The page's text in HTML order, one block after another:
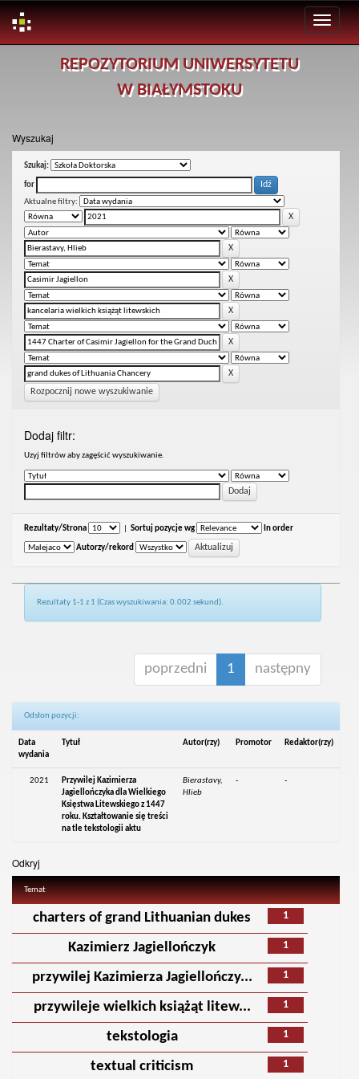
REPOZYTORIUM UNIWERSYTETU
W BIAŁYMSTOKU
Wyszukaj
Szukaj:
for
Aktualne filtry:
Rozpocznij nowe wyszukiwanie
Dodaj filtr:
Uzyj filtrów aby zagęścić wyszukiwanie.
Rezultaty/Strona Sortuj pozycje wg In order
Autorzy/rekord
Rezultaty 1-1 z 1 (Czas wyszukiwania: 0.002 sekund).
poprzedni 1 następny
Odsłon pozycji:
Data
wydania
Tytuł Autor(rzy) Promotor Redaktor(rzy)
2021
Przywilej Kazimierza
Jagiellończyka dla Wielkiego
Księstwa Litewskiego z 1447
roku. Kształtowanie się treści
na tle tekstologii aktu
Bierastavy,
Hlieb
- -
Odkryj
Temat
1
charters of grand Lithuanian dukes
1
Kazimierz Jagiellończyk
1
przywilej Kazimierza Jagiellończy...
1
przywileje wielkich książąt litew...
1
tekstologia
1
textual criticism